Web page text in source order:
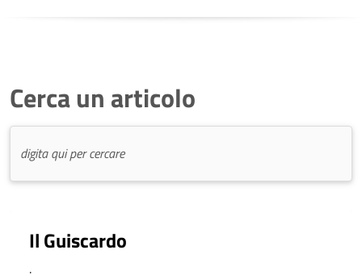
Cerca un articolo
Il Guiscardo
.